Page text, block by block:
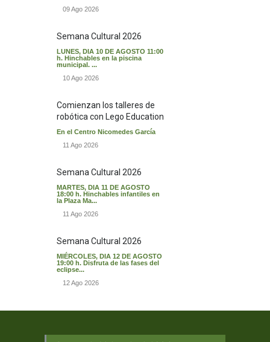
09 Ago 2026
Semana Cultural 2026
LUNES, DIA 10 DE AGOSTO 11:00
h. Hinchables en la piscina
municipal. ...
10 Ago 2026
Comienzan los talleres de
robótica con Lego Education
En el Centro Nicomedes García
11 Ago 2026
Semana Cultural 2026
MARTES, DIA 11 DE AGOSTO
18:00 h. Hinchables infantiles en
la Plaza Ma...
11 Ago 2026
Semana Cultural 2026
MIÉRCOLES, DIA 12 DE AGOSTO
19:00 h. Disfruta de las fases del
eclipse...
12 Ago 2026